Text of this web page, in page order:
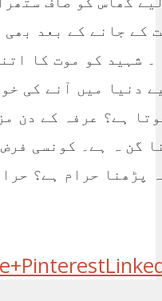
کے جانے کے بعد
شہید کو موت کا
دنیا میں آنے کی
ہے؟ عرفہ کے دن
گن ہ ہے۔ کونسی
پڑھنا حرام ہے؟
Pinterest